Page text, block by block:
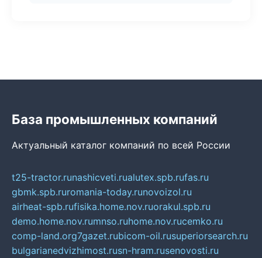
База промышленных компаний
Актуальный каталог компаний по всей России
t25-tractor.runashicveti.rualutex.spb.rufas.ru
gbmk.spb.ruromania-today.runovoizol.ru
airheat-spb.rufisika.home.nov.ruorakul.spb.ru
demo.home.nov.rumnso.ruhome.nov.rucemko.ru
comp-land.org7gazet.rubicom-oil.rusuperiorsearch.ru
bulgarianedvizhimost.rusn-hram.rusenovosti.ru